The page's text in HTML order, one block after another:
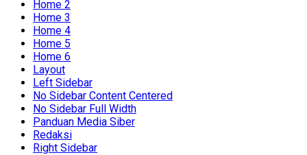
Home 2
Home 3
Home 4
Home 5
Home 6
Layout
Left Sidebar
No Sidebar Content Centered
No Sidebar Full Width
Panduan Media Siber
Redaksi
Right Sidebar